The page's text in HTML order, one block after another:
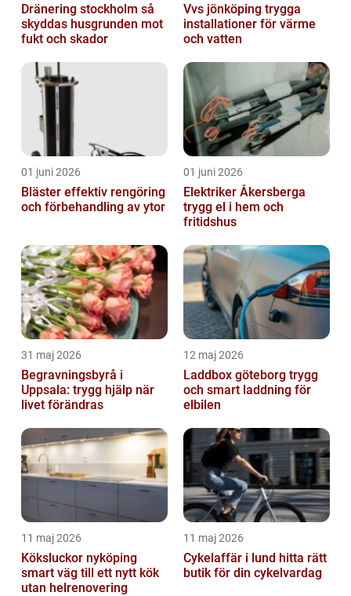
Dränering stockholm så
skyddas husgrunden mot
fukt och skador
Vvs jönköping trygga
installationer för värme
och vatten
01 juni 2026
Bläster effektiv rengöring
och förbehandling av ytor
01 juni 2026
Elektriker Åkersberga
trygg el i hem och
fritidshus
31 maj 2026
Begravningsbyrå i
Uppsala: trygg hjälp när
livet förändras
12 maj 2026
Laddbox göteborg trygg
och smart laddning för
elbilen
11 maj 2026
Köksluckor nyköping
smart väg till ett nytt kök
utan helrenovering
11 maj 2026
Cykelaffär i lund hitta rätt
butik för din cykelvardag